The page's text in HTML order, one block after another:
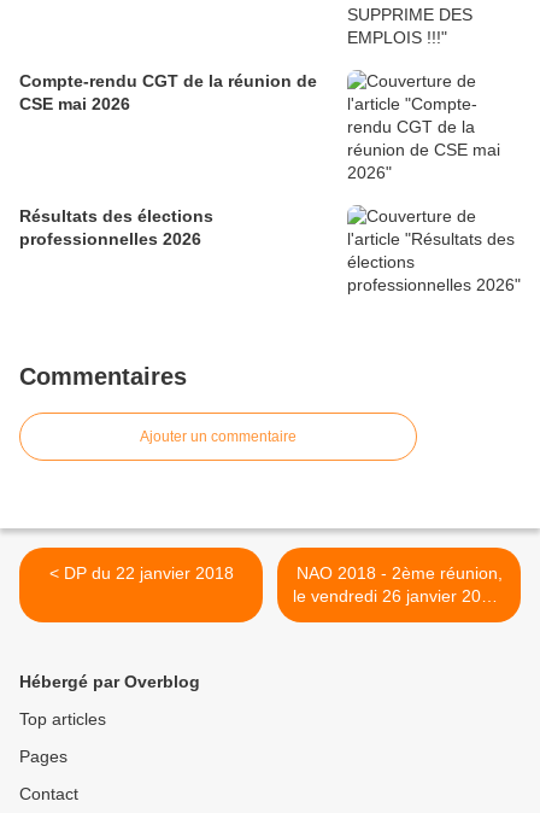
Compte-rendu CGT de la réunion de
CSE mai 2026
Résultats des élections
professionnelles 2026
Commentaires
Ajouter un commentaire
< DP du 22 janvier 2018
NAO 2018 - 2ème réunion,
le vendredi 26 janvier 2018.
>
Hébergé par Overblog
Top articles
Pages
Contact